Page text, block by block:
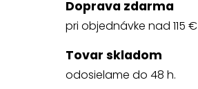
Doprava zdarma
pri objednávke nad 115 €
Tovar skladom
odosielame do 48 h.